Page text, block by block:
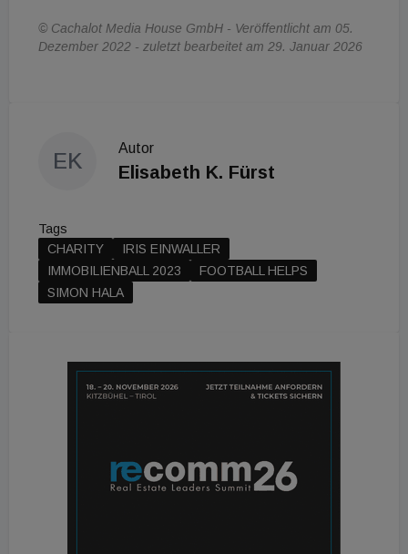
© Cachalot Media House GmbH - Veröffentlicht am 05.
Dezember 2022 - zuletzt bearbeitet am 29. Januar 2026
EK
Autor
Elisabeth K. Fürst
Tags
CHARITY
IRIS EINWALLER
IMMOBILIENBALL 2023
FOOTBALL HELPS
SIMON HALA